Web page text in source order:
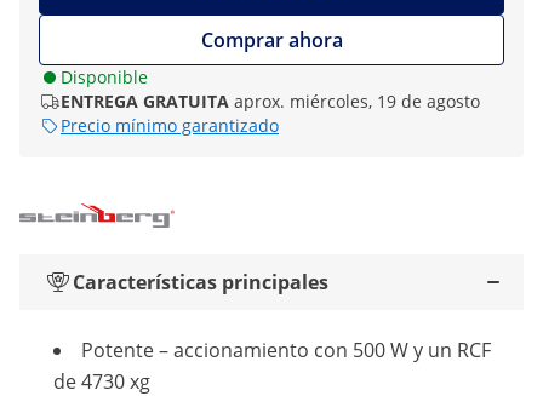
Comprar ahora
Disponible
ENTREGA GRATUITA aprox. miércoles, 19 de agosto
Precio mínimo garantizado
Características principales
Potente – accionamiento con 500 W y un RCF
de 4730 xg